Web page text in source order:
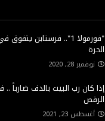
"فورمولا 1".. فرستابن
الحرة
نوفمبر 28, 2020
إذا كان رب البيت بالدف ضارباً
الرقص
أغسطس 23, 2021